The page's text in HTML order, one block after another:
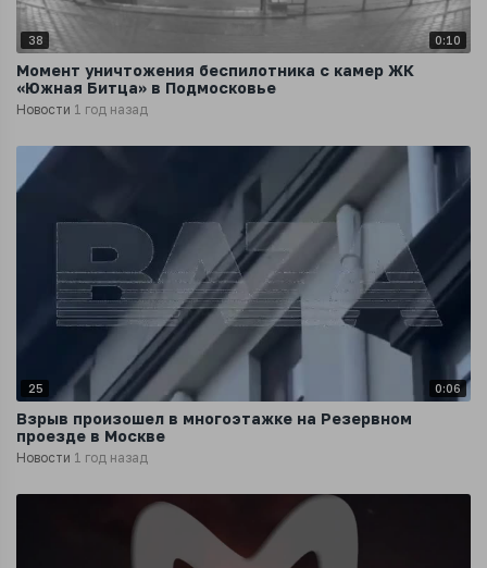
38 0:10
Момент уничтожения беспилотника с камер ЖК
«Южная Битца» в Подмосковье
Новости 1 год назад
25 0:06
Взрыв произошел в многоэтажке на Резервном
проезде в Москве
Новости 1 год назад